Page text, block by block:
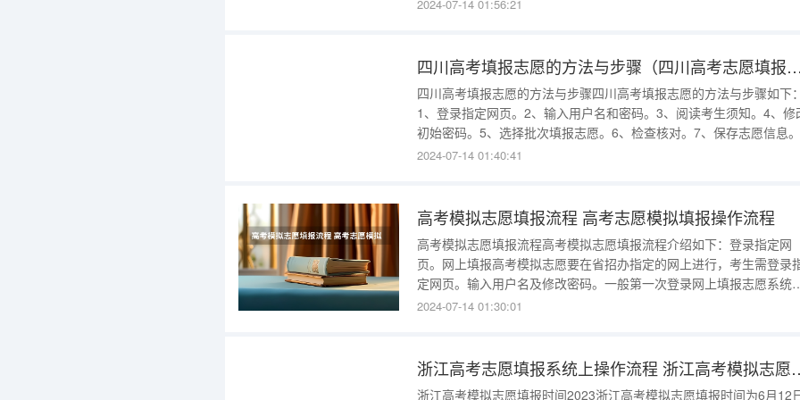
愿填报步骤第一
2024-07-14 01:56:21
四川高考填报志愿的方法与步骤（四川高考志愿填报解读）
四川高考填报志愿的方法与步骤四川高考填报志愿的方法与步骤如下：
1、登录指定网页。2、输入用户名和密码。3、阅读考生须知。4、修
初始密码。5、选择批次填报志愿。6、检查核对。7、保存志愿信息
报方法与技巧如下：1、专业和学校，权衡选择好。不管专业还和学校
2024-07-14 01:40:41
高考模拟志愿填报流程 高考志愿模拟填报操作流程
高考模拟志愿填报流程高考模拟志愿填报流程介绍如下：登录指定网
页。网上填报高考模拟志愿要在省招办指定的网上进行，考生需登录
定网页。输入用户名及修改密码。一般第一次登录网上填报志愿系统
输入初始密码。输入用户名和密码后，再点击“登录”按钮即可进入网上
2024-07-14 01:30:01
浙江高考志愿填报
浙江高考模拟志愿填报时间2023浙江高考模拟志愿填报时间为6月12